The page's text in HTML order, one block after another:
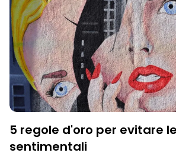
5 regole d'oro per evitare
sentimentali